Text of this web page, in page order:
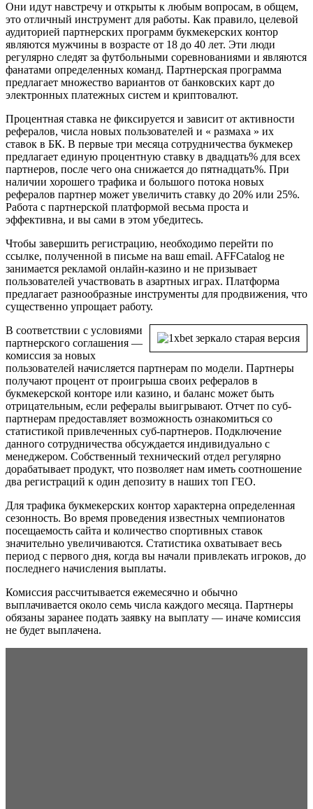
Они идут навстречу и открыты к любым вопросам, в общем,
это отличный инструмент для работы. Как правило, целевой
аудиторией партнерских программ букмекерских контор
являются мужчины в возрасте от 18 до 40 лет. Эти люди
регулярно следят за футбольными соревнованиями и являются
фанатами определенных команд. Партнерская программа
предлагает множество вариантов от банковских карт до
электронных платежных систем и криптовалют.
Процентная ставка не фиксируется и зависит от активности
рефералов, числа новых пользователей и « размаха » их
ставок в БК. В первые три месяца сотрудничества букмекер
предлагает единую процентную ставку в двадцать% для всех
партнеров, после чего она снижается до пятнадцать%. При
наличии хорошего трафика и большого потока новых
рефералов партнер может увеличить ставку до 20% или 25%.
Работа с партнерской платформой весьма проста и
эффективна, и вы сами в этом убедитесь.
Чтобы завершить регистрацию, необходимо перейти по
ссылке, полученной в письме на ваш email. AFFCatalog не
занимается рекламой онлайн-казино и не призывает
пользователей участвовать в азартных играх. Платформа
предлагает разнообразные инструменты для продвижения, что
существенно упрощает работу.
В соответствии с условиями
партнерского соглашения —
комиссия за новых
пользователей начисляется партнерам по модели. Партнеры
получают процент от проигрыша своих рефералов в
букмекерской конторе или казино, и баланс может быть
отрицательным, если рефералы выигрывают. Отчет по суб-
партнерам предоставляет возможность ознакомиться со
статистикой привлеченных суб-партнеров. Подключение
данного сотрудничества обсуждается индивидуально с
менеджером. Собственный технический отдел регулярно
дорабатывает продукт, что позволяет нам иметь соотношение
два регистраций к один депозиту в наших топ ГЕО.
Для трафика букмекерских контор характерна определенная
сезонность. Во время проведения известных чемпионатов
посещаемость сайта и количество спортивных ставок
значительно увеличиваются. Статистика охватывает весь
период с первого дня, когда вы начали привлекать игроков, до
последнего начисления выплаты.
Комиссия рассчитывается ежемесячно и обычно
выплачивается около семь числа каждого месяца. Партнеры
обязаны заранее подать заявку на выплату — иначе комиссия
не будет выплачена.